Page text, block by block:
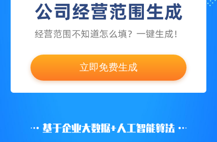
立即免费生成